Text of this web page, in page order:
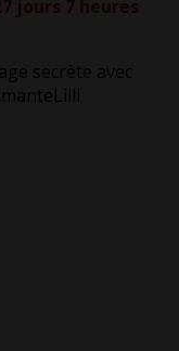
secrète avec